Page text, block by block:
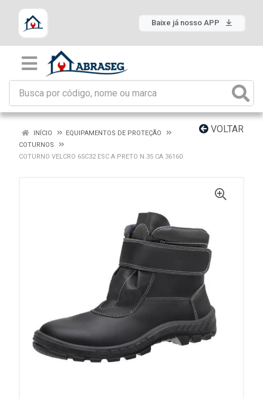
Baixe já nosso APP
VOLTAR
INÍCIO
EQUIPAMENTOS DE PROTEÇÃO
COTURNOS
COTURNO VELCRO 65C32 ESC A PRETO N.35 CA 36160